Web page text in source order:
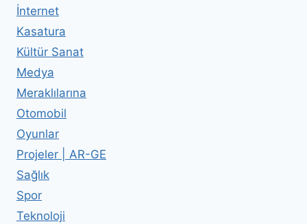
İnternet
Kasatura
Kültür Sanat
Medya
Meraklılarına
Otomobil
Oyunlar
Projeler | AR-GE
Sağlık
Spor
Teknoloji